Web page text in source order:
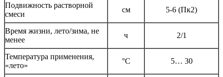
Подвижность растворной
смеси
см 5-6 (Пк2)
Время жизни, лето/зима, не
менее
ч 2/1
Температура применения,
«лето»
°С 5… 30